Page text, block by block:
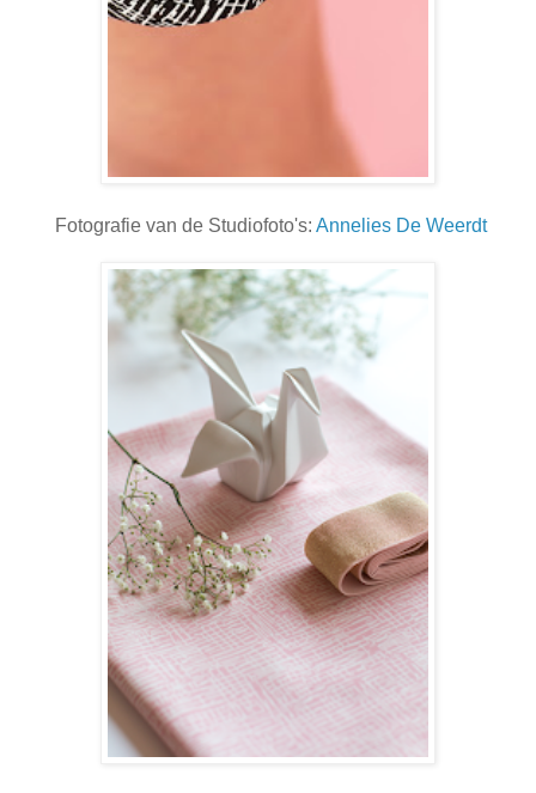
Fotografie van de Studiofoto's: Annelies De Weerdt